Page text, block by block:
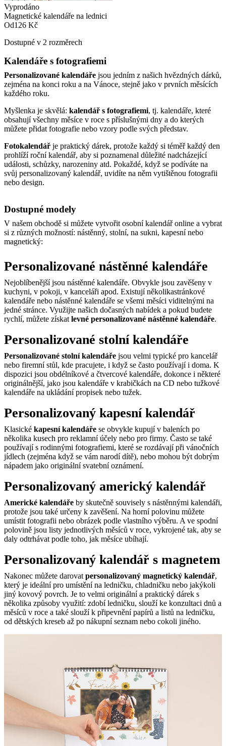
Vyprodáno
Magnetické kalendáře na lednici
Od126 Kč
Dostupné v 2 rozměrech
Kalendáře s fotografiemi
Personalizované kalendáře jsou jedním z našich hvězdných dárků,
zejména na konci roku a na Vánoce, stejně jako v prvních měsících
každého roku.
Myšlenka je skvělá: kalendář s fotografiemi, tj. kalendáře, které
obsahují všechny měsíce v roce s příslušnými dny a do kterých
můžete přidat fotografie nebo vzory podle svých představ.
Fotokalendář je praktický dárek, protože každý si téměř každý den
prohlíží roční kalendář, aby si poznamenal důležité nadcházející
události, schůzky, narozeniny atd. Pokaždé, když se podíváte na
svůj personalizovaný kalendář, uvidíte na něm vytištěnou fotografii
nebo design.
Dostupné modely
V našem obchodě si můžete vytvořit osobní kalendář online a vybrat
si z různých možností: nástěnný, stolní, na sukni, kapesní nebo
magnetický:
Personalizované nástěnné kalendáře
Nejoblíbenější jsou nástěnné kalendáře. Obvykle jsou zavěšeny v
kuchyni, v pokoji, v kanceláři apod. Existují několikastránkové
kalendáře nebo nástěnné kalendáře se všemi měsíci viditelnými na
jedné stránce. Využijte našich dočasných nabídek a pokud budete
rychlí, můžete získat levné personalizované nástěnné kalendáře.
Personalizované stolní kalendáře
Personalizované stolní kalendáře jsou velmi typické pro kancelář
nebo firemní stůl, kde pracujete, i když se často používají i doma. K
dispozici jsou obdélníkové a čtvercové kalendáře, dokonce i některé
originálnější, jako jsou kalendáře v krabičkách na CD nebo tužkové
kalendáře na ukládání propisek nebo tužek.
Personalizovaný kapesní kalendář
Klasické kapesní kalendáře se obvykle kupují v baleních po
několika kusech pro reklamní účely nebo pro firmy. Často se také
používají s rodinnými fotografiemi, které se rozdávají při vánočních
jídlech (zejména když se vám narodí dítě), nebo mohou být dobrým
nápadem jako originální svatební oznámení.
Personalizovaný americký kalendář
Americké kalendáře by skutečně souvisely s nástěnnými kalendáři,
protože jsou také určeny k zavěšení. Na horní polovinu můžete
umístit fotografii nebo obrázek podle vlastního výběru. A ve spodní
polovině jsou listy jednotlivých měsíců v roce, vykrojené tak, aby se
daly odtrhávat podle toho, jak měsíce ubíhají.
Personalizovaný kalendář s magnetem
Nakonec můžete darovat personalizovaný magnetický kalendář,
který je ideální pro umístění na ledničku, chladničku nebo jakýkoli
jiný kovový povrch. Je to velmi originální a praktický dárek s
několika způsoby využití: zdobí ledničku, slouží ke konzultaci dnů a
měsíců v roce a také slouží k připevnění papírů a listů na ledničku,
od dětských kreseb až po nákupní seznam nebo cokoli jiného.